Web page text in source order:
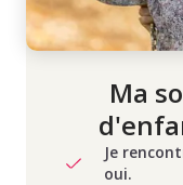
Ma
Je
oui.